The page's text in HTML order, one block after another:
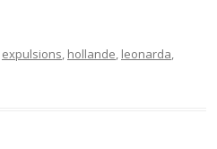
expulsions, hollande, leonarda,